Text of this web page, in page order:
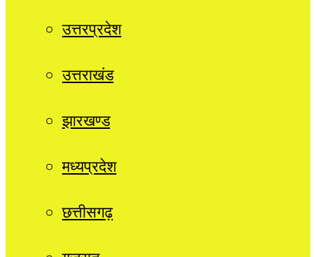
उत्तरप्रदेश
उत्तराखंड
झारखण्ड
मध्यप्रदेश
छत्तीसगढ़